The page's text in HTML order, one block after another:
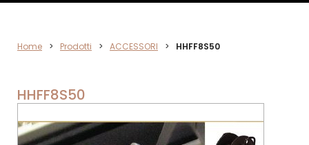
ACCESSORI
Home > Prodotti > ACCESSORI > HHFF8S50
HHFF8S50